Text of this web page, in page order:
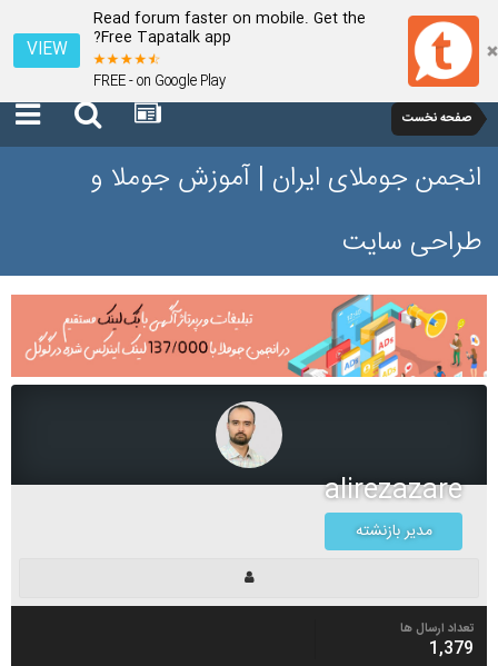
Read forum faster on mobile. Get the
Free Tapatalk app?
FREE - on Google Play
VIEW
صفحه نخست
انجمن جوملای ایران | آموزش جوملا و
طراحی سایت
alirezazare
مدیر بازنشته
تعداد ارسال ها
1,379